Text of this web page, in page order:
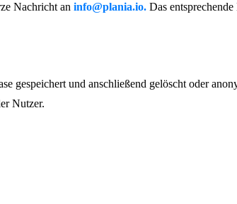
Nachricht an info@plania.io. Das
gespeichert und anschließend gelöscht oder
Nutzer.